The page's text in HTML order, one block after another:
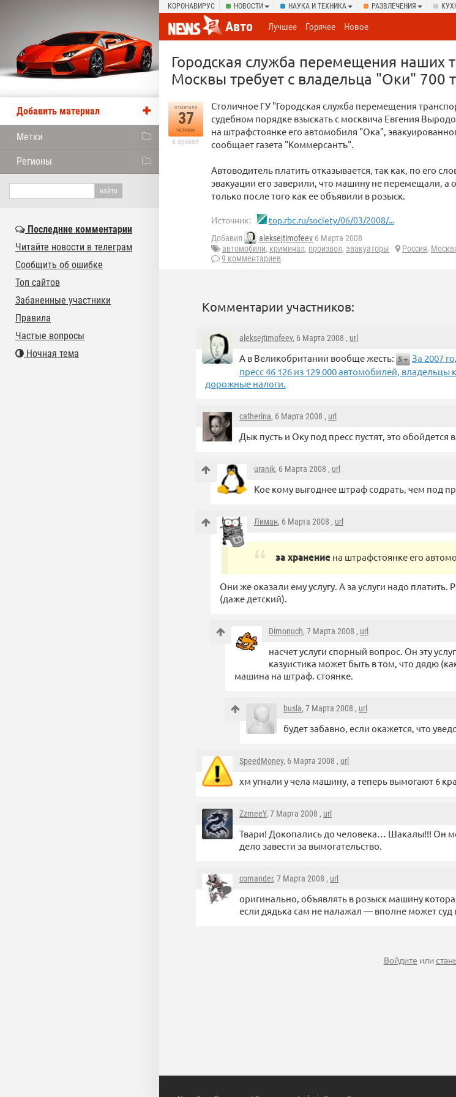
КОРОНАВИРУС НОВОСТИ НАУКА И ТЕХНИКА РАЗВЛЕЧЕНИЯ
Авто Лучшее Горячее Новое
Городская служба перемещения наших
Москвы требует с владельца "Оки" 700
отметили
37
человек
в архиве
Столичное ГУ "Городская служба перемещения
судебном порядке взыскать с москвича Евгения
на штрафстоянке его автомобиля "Ока",
сообщает газета "Коммерсантъ".
Автоводитель платить отказывается, так как, по его
эвакуации его заверили, что машину не перемещали,
только после того как ее объявили в розыск.
Источник: top.rbc.ru/society/06/03/2008/...
Добавил aleksejtimofeev 6 Марта 2008
автомобили, криминал, произвол, эвакуаторы Россия,
9 комментариев
Комментарии участников:
aleksejtimofeev, 6 Марта 2008 , url
А в Великобритании вообще жесть: 5
За 2007
пресс 46 126 из 129 000 автомобилей,
дорожные налоги.
catherina, 6 Марта 2008 , url
Дык пусть и Оку под пресс пустят, это
uranik, 6 Марта 2008 , url
Кое кому выгоднее штраф содрать, чем под
Лиман, 6 Марта 2008 , url
за хранение на штрафстоянке его
Они же оказали ему услугу. А за услуги надо
(даже детский).
Dimonuch, 7 Марта 2008 , url
насчет услуги спорный вопрос. Он эту
казуистика может быть в том, что дядю
машина на штраф. стоянке.
busla, 7 Марта 2008 , url
будет забавно, если окажется, что
SpeedMoney, 6 Марта 2008 , url
хм угнали у чела машину, а теперь вымогают 6
ZzmeeY, 7 Марта 2008 , url
Твари! Докопались до человека… Шакалы!!! Он
дело завести за вымогательство.
comander, 7 Марта 2008 , url
оригинально, объявлять в розыск машину
если дядька сам не налажал — вполне может суд
Войдите или
Добавить материал
Метки
Регионы
Последние комментарии
Читайте новости в телеграм
Сообщить об ошибке
Топ сайтов
Забаненные участники
Правила
Частые вопросы
Ночная тема